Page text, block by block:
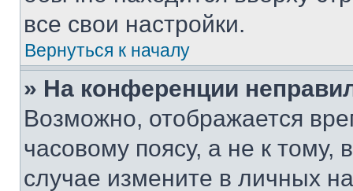
все свои настройки.
Вернуться к началу
» На конференции
Возможно, отображается
часовому поясу, а не к тому,
случае измените в личных